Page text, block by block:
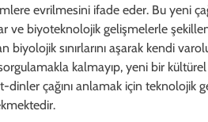
evrilmesini ifade eder. Bu yeni
ve biyoteknolojik gelişmelerle
sınırlarını aşarak kendi
kalmayıp, yeni bir
çağını anlamak için teknolojik